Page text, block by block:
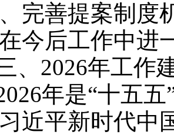
完善提案制度
今后工作中进
、2026年工作
年是“十五
近平新时代中